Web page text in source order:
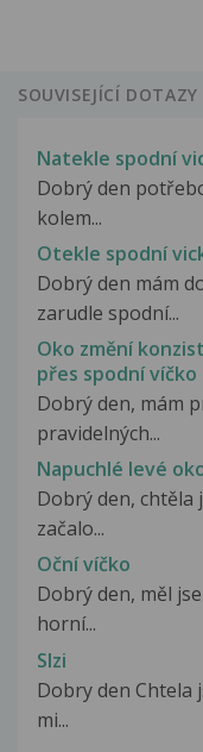
SOUVISEJÍCÍ DOTAZY
Natekle spodní
Dobrý den
kolem...
Otekle spodní
Dobrý den mám
zarudle spodní...
Oko změní
přes spodní víčko
Dobrý den, mám
pravidelných...
Napuchlé levé
Dobrý den, chtěla
začalo...
Oční víčko
Dobrý den, měl
horní...
Slzi
Dobry den Chtela
mi...